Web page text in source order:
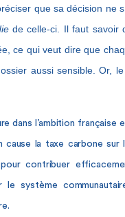
que sa décision ne
de celle-ci. Il faut savoir
ce qui veut dire que
aussi sensible. Or,
dans l’ambition
cause la taxe carbone sur
contribuer
système